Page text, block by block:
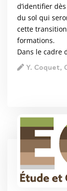
d’identifier
du sol qui
cette
formations.
Dans le cadre
Y. Coquet,